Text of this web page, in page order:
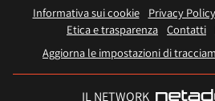
Informativa sui cookie Privacy Policy
Etica e trasparenza Contatti
Aggiorna le impostazioni di
IL NETWORK